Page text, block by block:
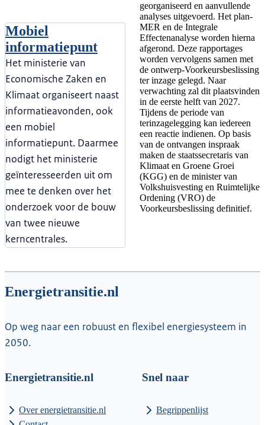
Mobiel
informatiepunt
Het ministerie van
Economische Zaken en
Klimaat organiseert naast
informatieavonden, ook
een mobiel
informatiepunt. Daarmee
nodigt het ministerie
geïnteresseerden uit om
mee te denken over het
onderzoek voor de bouw
van twee nieuwe
kerncentrales.
georganiseerd en aanvullende
analyses uitgevoerd. Het plan-
MER en de Integrale
Effectenanalyse worden hierna
afgerond. Deze rapportages
worden vervolgens samen met
de ontwerp-Voorkeursbeslissing
ter inzage gelegd. Naar
verwachting zal dit plaatsvinden
in de eerste helft van 2027.
Tijdens de periode van
terinzagelegging kan iedereen
een reactie indienen. Op basis
van de ontvangen inspraak
maken de staatssecretaris van
Klimaat en Groene Groei
(KGG) en de minister van
Volkshuisvesting en Ruimtelijke
Ordening (VRO) de
Voorkeursbeslissing definitief.
Energietransitie.nl
Op weg naar een robuust en flexibel energiesysteem in
2050.
Energietransitie.nl
Over energietransitie.nl
Snel naar
Begrippenlijst